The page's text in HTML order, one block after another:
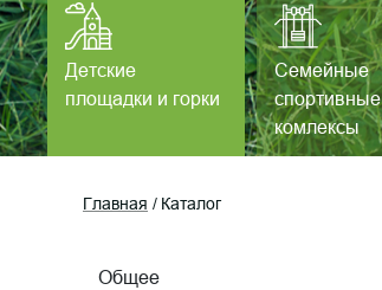
Детские
площадки и горки
Семейные
спортивные
комлексы
Главная Каталог
Общее